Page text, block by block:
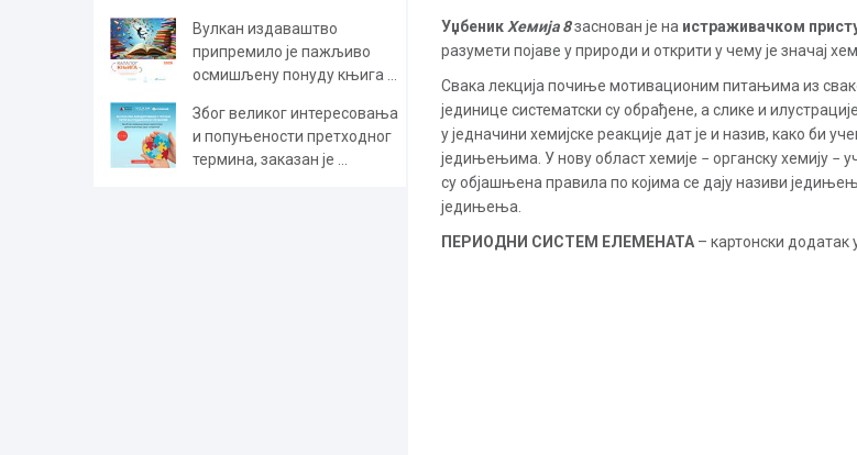
Вулкан издаваштво
припремило је пажљиво
осмишљену понуду књига ...
Због великог интересовања
и попуњености претходног
термина, заказан је ...
Уџбеник Хемија 8заснован је на истраживачком
разумети појаве у природи и открити у чему је значај
Свака лекција почиње мотивационим питањима из
јединице систематски су обрађене, а слике и
у једначини хемијске реакције дат је и назив, како би
једињењима. У нову област хемије − органску хемију −
су објашњена правила по којима се дају називи
једињења.
ПЕРИОДНИ СИСТЕМ ЕЛЕМЕНАТА – картонски додатак